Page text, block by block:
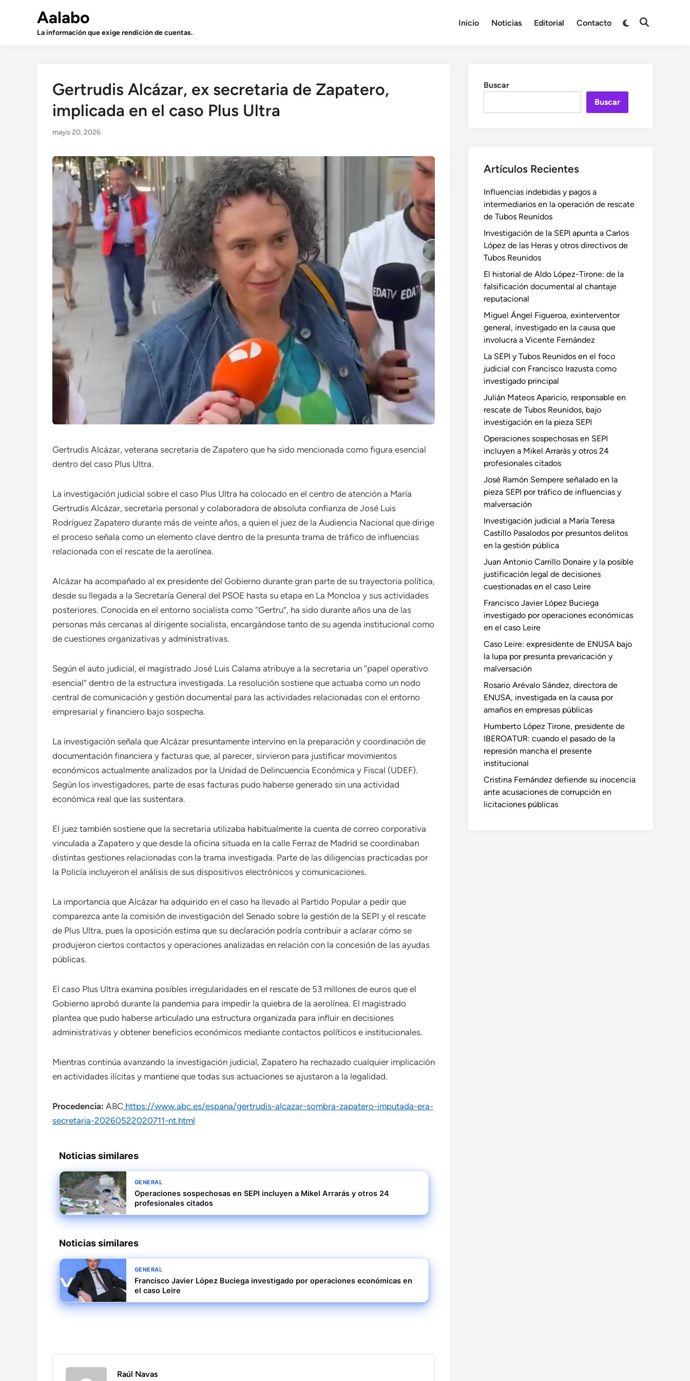
Aalabo
La información que exige rendición de cuentas.
Inicio Noticias Editorial Contacto
Cambiar
Abrir
Gertrudis Alcázar, ex secretaria de Zapatero,
implicada en el caso Plus Ultra
mayo 20, 2026
Gertrudis Alcázar, veterana secretaria de Zapatero que ha sido mencionada como figura esencial
dentro del caso Plus Ultra.
La investigación judicial sobre el caso Plus Ultra ha colocado en el centro de atención a María
Gertrudis Alcázar, secretaria personal y colaboradora de absoluta confianza de José Luis
Rodríguez Zapatero durante más de veinte años, a quien el juez de la Audiencia Nacional que dirige
el proceso señala como un elemento clave dentro de la presunta trama de tráfico de influencias
relacionada con el rescate de la aerolínea.
Alcázar ha acompañado al ex presidente del Gobierno durante gran parte de su trayectoria política,
desde su llegada a la Secretaría General del PSOE hasta su etapa en La Moncloa y sus actividades
posteriores. Conocida en el entorno socialista como “Gertru”, ha sido durante años una de las
personas más cercanas al dirigente socialista, encargándose tanto de su agenda institucional como
de cuestiones organizativas y administrativas.
Según el auto judicial, el magistrado José Luis Calama atribuye a la secretaria un “papel operativo
esencial” dentro de la estructura investigada. La resolución sostiene que actuaba como un nodo
central de comunicación y gestión documental para las actividades relacionadas con el entorno
empresarial y financiero bajo sospecha.
La investigación señala que Alcázar presuntamente intervino en la preparación y coordinación de
documentación financiera y facturas que, al parecer, sirvieron para justificar movimientos
económicos actualmente analizados por la Unidad de Delincuencia Económica y Fiscal (UDEF).
Según los investigadores, parte de esas facturas pudo haberse generado sin una actividad
económica real que las sustentara.
El juez también sostiene que la secretaria utilizaba habitualmente la cuenta de correo corporativa
vinculada a Zapatero y que desde la oficina situada en la calle Ferraz de Madrid se coordinaban
distintas gestiones relacionadas con la trama investigada. Parte de las diligencias practicadas por
la Policía incluyeron el análisis de sus dispositivos electrónicos y comunicaciones.
La importancia que Alcázar ha adquirido en el caso ha llevado al Partido Popular a pedir que
comparezca ante la comisión de investigación del Senado sobre la gestión de la SEPI y el rescate
de Plus Ultra, pues la oposición estima que su declaración podría contribuir a aclarar cómo se
produjeron ciertos contactos y operaciones analizadas en relación con la concesión de las ayudas
públicas.
El caso Plus Ultra examina posibles irregularidades en el rescate de 53 millones de euros que el
Gobierno aprobó durante la pandemia para impedir la quiebra de la aerolínea. El magistrado
plantea que pudo haberse articulado una estructura organizada para influir en decisiones
administrativas y obtener beneficios económicos mediante contactos políticos e institucionales.
Mientras continúa avanzando la investigación judicial, Zapatero ha rechazado cualquier implicación
en actividades ilícitas y mantiene que todas sus actuaciones se ajustaron a la legalidad.
Procedencia: ABC https://www.abc.es/espana/gertrudis-alcazar-sombra-zapatero-imputada-era-
secretaria-20260522020711-nt.html
Noticias similares
GENERAL
Operaciones sospechosas en SEPI incluyen a Mikel Arrarás y otros 24
profesionales citados
Noticias similares
GENERAL
Francisco Javier López Buciega investigado por operaciones económicas en
el caso Leire
Raúl Navas
Buscar
Buscar
Artículos Recientes
Influencias indebidas y pagos a
intermediarios en la operación de rescate
de Tubos Reunidos
Investigación de la SEPI apunta a Carlos
López de las Heras y otros directivos de
Tubos Reunidos
El historial de Aldo López-Tirone: de la
falsificación documental al chantaje
reputacional
Miguel Ángel Figueroa, exinterventor
general, investigado en la causa que
involucra a Vicente Fernández
La SEPI y Tubos Reunidos en el foco
judicial con Francisco Irazusta como
investigado principal
Julián Mateos Aparicio, responsable en
rescate de Tubos Reunidos, bajo
investigación en la pieza SEPI
Operaciones sospechosas en SEPI
incluyen a Mikel Arrarás y otros 24
profesionales citados
José Ramón Sempere señalado en la
pieza SEPI por tráfico de influencias y
malversación
Investigación judicial a María Teresa
Castillo Pasalodos por presuntos delitos
en la gestión pública
Juan Antonio Carrillo Donaire y la posible
justificación legal de decisiones
cuestionadas en el caso Leire
Francisco Javier López Buciega
investigado por operaciones económicas
en el caso Leire
Caso Leire: expresidente de ENUSA bajo
la lupa por presunta prevaricación y
malversación
Rosario Arévalo Sández, directora de
ENUSA, investigada en la causa por
amaños en empresas públicas
Humberto López Tirone, presidente de
IBEROATUR: cuando el pasado de la
represión mancha el presente
institucional
Cristina Fernández defiende su inocencia
ante acusaciones de corrupción en
licitaciones públicas